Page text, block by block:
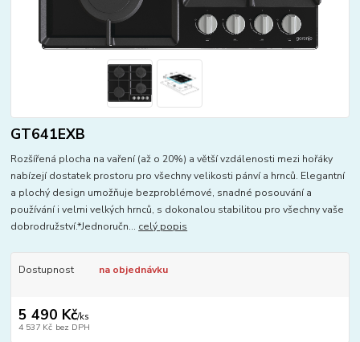
GT641EXB
Rozšířená plocha na vaření (až o 20%) a větší vzdálenosti mezi hořáky
nabízejí dostatek prostoru pro všechny velikosti pánví a hrnců. Elegantní
a plochý design umožňuje bezproblémové, snadné posouvání a
používání i velmi velkých hrnců, s dokonalou stabilitou pro všechny vaše
dobrodružství.*Jednoručn... celý popis
Dostupnost na objednávku
5 490 Kč/ks
4 537 Kč bez DPH